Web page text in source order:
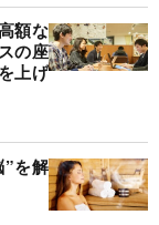
額な
の座
上げ
を解